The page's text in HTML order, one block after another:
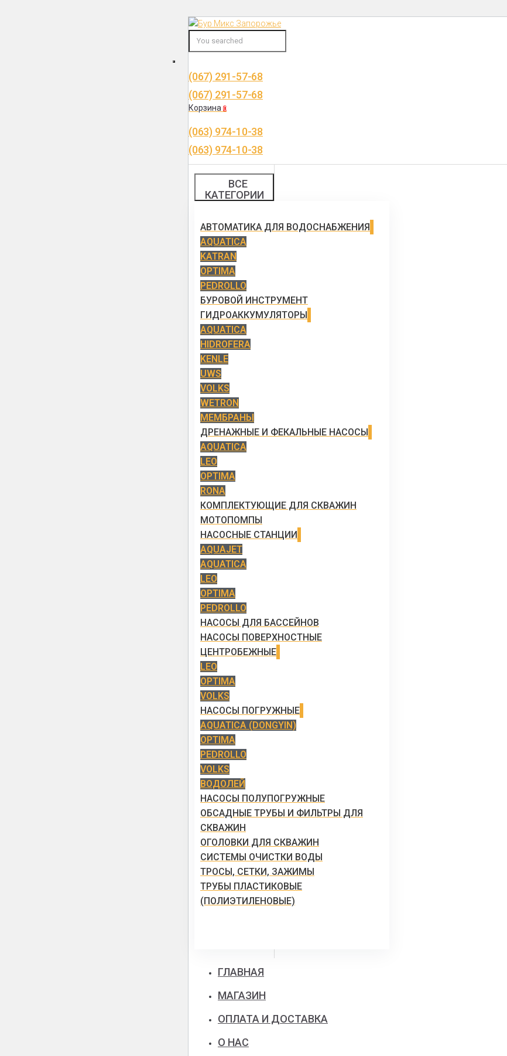
Перейти
(067) 291-57-68
(067) 291-57-68
Корзина 0
(063) 974-10-38
(063) 974-10-38
ВСЕ
КАТЕГОРИИ
АВТОМАТИКА ДЛЯ ВОДОСНАБЖЕНИЯ
AQUATICA
KATRAN
OPTIMA
PEDROLLO
БУРОВОЙ ИНСТРУМЕНТ
ГИДРОАККУМУЛЯТОРЫ
AQUATICA
HIDROFERA
KENLE
UWS
VOLKS
WETRON
МЕМБРАНЫ
ДРЕНАЖНЫЕ И ФЕКАЛЬНЫЕ НАСОСЫ
AQUATICA
LEO
OPTIMA
RONA
КОМПЛЕКТУЮЩИЕ ДЛЯ СКВАЖИН
МОТОПОМПЫ
НАСОСНЫЕ СТАНЦИИ
AQUAJET
AQUATICA
LEO
OPTIMA
PEDROLLO
НАСОСЫ ДЛЯ БАССЕЙНОВ
НАСОСЫ ПОВЕРХНОСТНЫЕ
ЦЕНТРОБЕЖНЫЕ
LEO
OPTIMA
VOLKS
НАСОСЫ ПОГРУЖНЫЕ
AQUATICA (DONGYIN)
OPTIMA
PEDROLLO
VOLKS
ВОДОЛЕЙ
НАСОСЫ ПОЛУПОГРУЖНЫЕ
ОБСАДНЫЕ ТРУБЫ И ФИЛЬТРЫ ДЛЯ
СКВАЖИН
ОГОЛОВКИ ДЛЯ СКВАЖИН
СИСТЕМЫ ОЧИСТКИ ВОДЫ
ТРОСЫ, СЕТКИ, ЗАЖИМЫ
ТРУБЫ ПЛАСТИКОВЫЕ
(ПОЛИЭТИЛЕНОВЫЕ)
ГЛАВНАЯ
МАГАЗИН
ОПЛАТА И ДОСТАВКА
О НАС